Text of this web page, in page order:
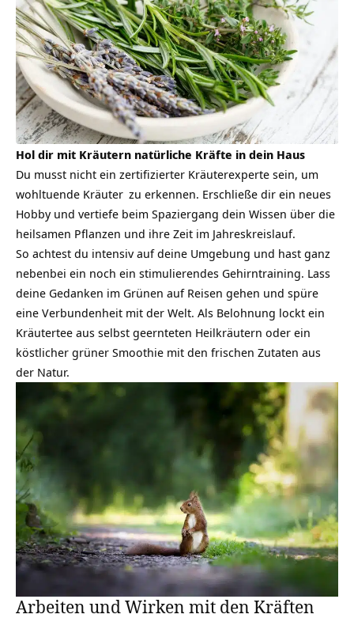
Hol dir mit Kräutern natürliche Kräfte in dein Haus
Du musst nicht ein zertifizierter Kräuterexperte sein, um
wohltuende Kräuter zu erkennen. Erschließe dir ein neues
Hobby und vertiefe beim Spaziergang dein Wissen über die
heilsamen Pflanzen und ihre Zeit im Jahreskreislauf.
So achtest du intensiv auf deine Umgebung und hast ganz
nebenbei ein noch ein stimulierendes Gehirntraining. Lass
deine Gedanken im Grünen auf Reisen gehen und spüre
eine Verbundenheit mit der Welt. Als Belohnung lockt ein
Kräutertee aus selbst geernteten Heilkräutern oder ein
köstlicher grüner Smoothie mit den frischen Zutaten aus
der Natur.
Arbeiten und Wirken mit den Kräften